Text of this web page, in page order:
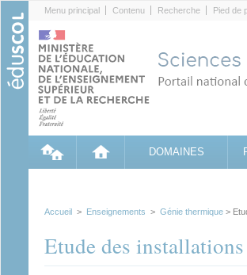
Menu principal Contenu Recherche Pied de
DOMAINES
Accueil > Enseignements > Génie thermique >
Etude des installations